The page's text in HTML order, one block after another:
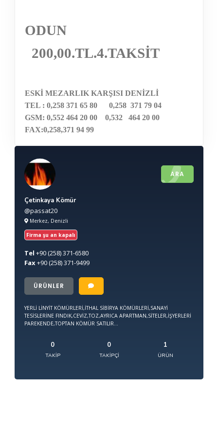
ODUN
200,00.TL.4.TAKSİT
ESKİ MEZARLIK KARŞISI DENİZLİ
TEL : 0,258 371 65 80 0,258 371 79 04
GSM: 0,552 464 20 00 0,532
464 20 00
FAX:0,258,371 94 99
ARA
Çetinkaya Kömür
@passat20
Merkez, Denizli
Firma şu an kapalı
Tel +90(258) 371-6580
Fax+90(258) 371-9499
ÜRÜNLER
YERLİ LİNYİT KÖMÜRLERİ,İTHAL SİBİRYA KÖMÜRLERİ,SANAYİ
TESİSLERİNE FINDIK,CEVİZ,TOZ,AYRICA APARTMAN,SİTELER,İŞYERLERİ
PAREKENDE,TOPTAN KÖMÜR SATILIR...
0
TAKIP
0
TAKIPÇI
1
ÜRÜN